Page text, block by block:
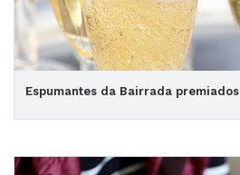
Espumantes da Bairrada premiados